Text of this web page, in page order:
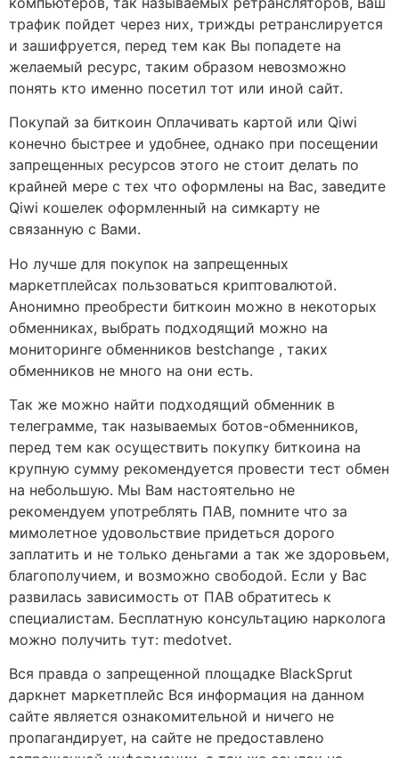
трафик пойдет через них, трижды ретранслируется
и зашифруется, перед тем как Вы попадете на
желаемый ресурс, таким образом невозможно
понять кто именно посетил тот или иной сайт.
Покупай за биткоин Оплачивать картой или Qiwi
конечно быстрее и удобнее, однако при посещении
запрещенных ресурсов этого не стоит делать по
крайней мере с тех что оформлены на Вас, заведите
Qiwi кошелек оформленный на симкарту не
связанную с Вами.
Но лучше для покупок на запрещенных
маркетплейсах пользоваться криптовалютой.
Анонимно преобрести биткоин можно в некоторых
обменниках, выбрать подходящий можно на
мониторинге обменников bestchange , таких
обменников не много на они есть.
Так же можно найти подходящий обменник в
телеграмме, так называемых ботов-обменников,
перед тем как осуществить покупку биткоина на
крупную сумму рекомендуется провести тест обмен
на небольшую. Мы Вам настоятельно не
рекомендуем употреблять ПАВ, помните что за
мимолетное удовольствие придеться дорого
заплатить и не только деньгами а так же здоровьем,
благополучием, и возможно свободой. Если у Вас
развилась зависимость от ПАВ обратитесь к
специалистам. Бесплатную консультацию нарколога
можно получить тут: medotvet.
Вся правда о запрещенной площадке BlackSprut
даркнет маркетплейс Вся информация на данном
сайте является ознакомительной и ничего не
пропагандирует, на сайте не предоставлено